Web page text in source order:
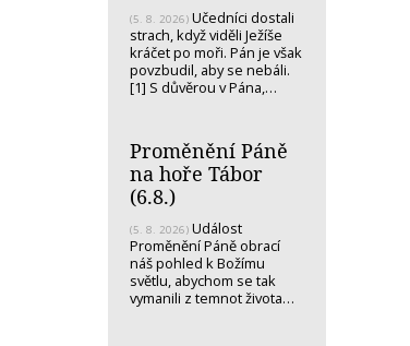
(5. 8. 2026) Učedníci dostali
strach, když viděli Ježíše
kráčet po moři. Pán je však
povzbudil, aby se nebáli.
[1] S důvěrou v Pána,…
Proměnění Páně
na hoře Tábor
(6.8.)
(5. 8. 2026) Událost
Proměnění Páně obrací
náš pohled k Božímu
světlu, abychom se tak
vymanili z temnot života…